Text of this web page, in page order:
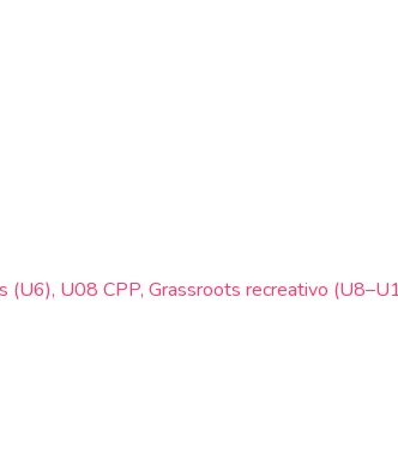
(U6), U08 CPP, Grassroots recreativo